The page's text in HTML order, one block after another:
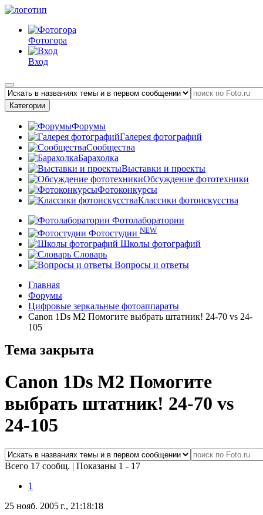
Фотогора
Вход
Категории
Форумы
Галерея фотографий
Сообщества
Барахолка
Выставки и проекты
Обсуждение фототехники
Фотоконкурсы
Классики фотоискусства
Фотолаборатории
Фотостудии NEW
Школы фотографий
Словарь
Вопросы и ответы
Главная
Форумы
Цифровые зеркальные фотоаппараты
Canon 1Ds M2 Помогите выбрать штатник! 24-70 vs 24-
105
Тема закрыта
Canon 1Ds M2 Помогите
выбрать штатник! 24-70 vs
24-105
Всего 17 сообщ. | Показаны 1 - 17
1
25 нояб. 2005 г., 21:18:18